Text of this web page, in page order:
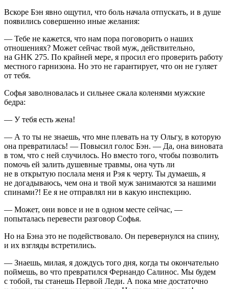
Вскоре Бэн явно ощутил, что боль начала отпускать, и в душе
появились совершенно иные желания:
— Тебе не кажется, что нам пора поговорить о наших
отношениях? Может сейчас твой муж, действительно,
на GHK 275. По крайней мере, я просил его проверить работу
местного гарнизона. Но это не гарантирует, что он не гуляет
от тебя.
Софья заволновалась и сильнее сжала коленями мужские
бедра:
— У тебя есть жена!
— А то ты не знаешь, что мне плевать на ту Ольгу, в которую
она превратилась! — Повысил голос Бэн. — Да, она виновата
в том, что с ней случилось. Но вместо того, чтобы позволить
помочь ей залить душевные травмы, она чуть ли
не в открытую послала меня и Рэя к черту. Ты думаешь, я
не догадываюсь, чем она и твой муж занимаются за нашими
спинами?! Ее я не отправлял ни в какую инспекцию.
— Может, они вовсе и не в одном месте сейчас, —
попыталась перевести разговор Софья.
Но на Бэна это не подействовало. Он перевернулся на спину,
и их взгляды встретились.
— Знаешь, милая, я дождусь того дня, когда ты окончательно
поймешь, во что превратился Фернандо Салинос. Мы будем
с тобой, ты станешь Первой Леди. А пока мне достаточно